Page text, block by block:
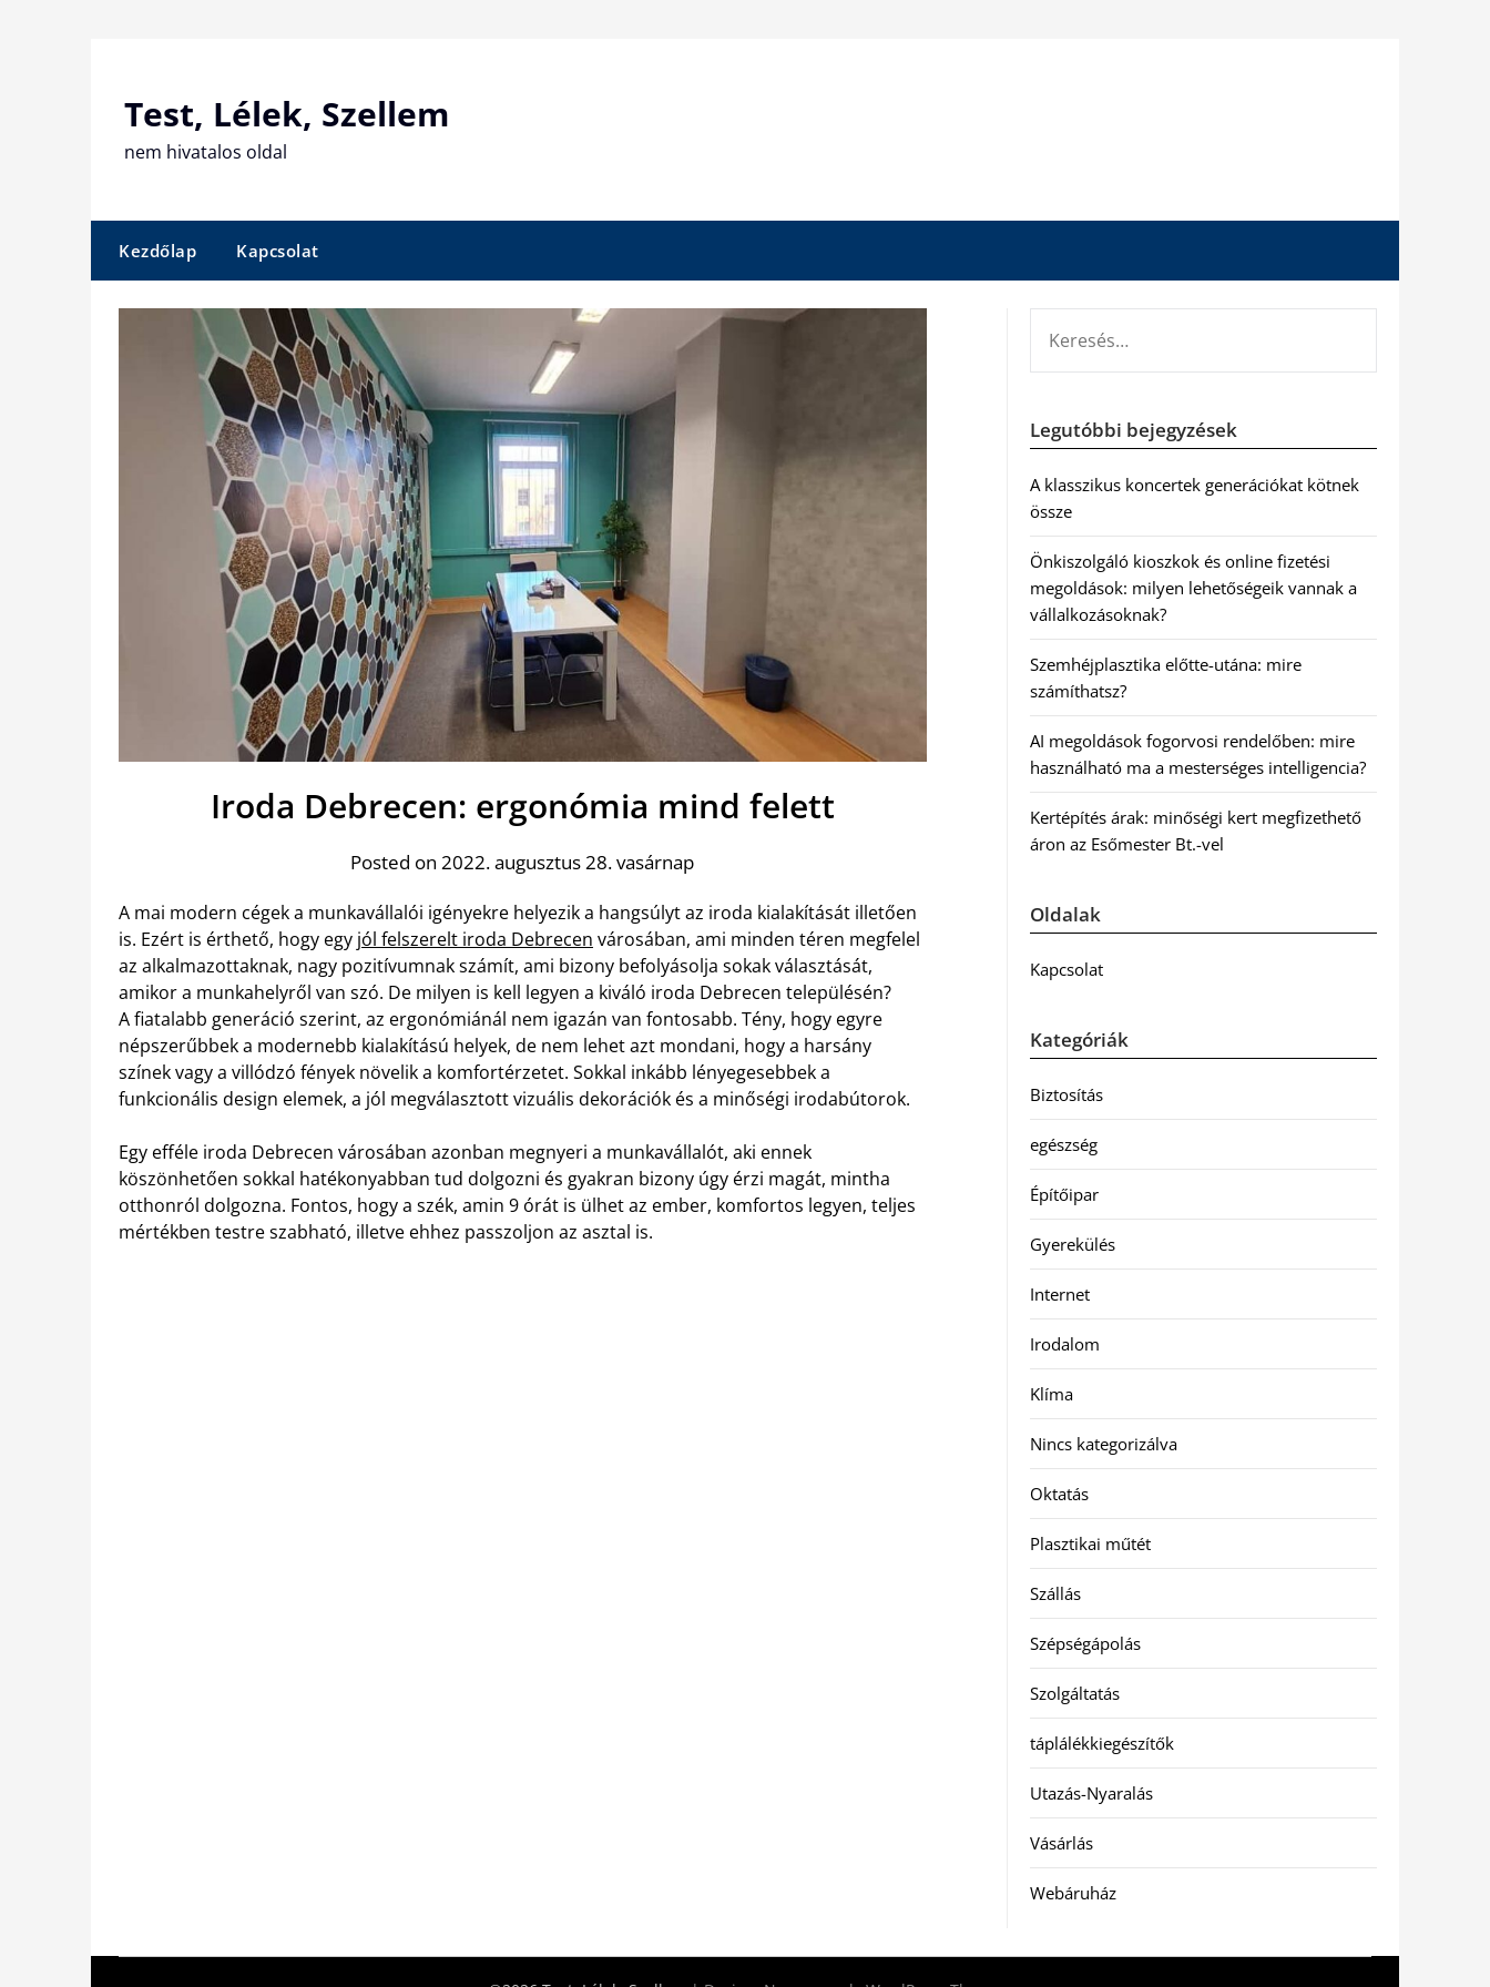
Test, Lélek, Szellem
nem hivatalos oldal
Kezdőlap Kapcsolat
Iroda Debrecen: ergonómia mind felett
Posted on 2022. augusztus 28. vasárnap
A mai modern cégek a munkavállalói igényekre helyezik a hangsúlyt az iroda kialakítását illetően
is. Ezért is érthető, hogy egy jól felszerelt iroda Debrecen városában, ami minden téren megfelel
az alkalmazottaknak, nagy pozitívumnak számít, ami bizony befolyásolja sokak választását,
amikor a munkahelyről van szó. De milyen is kell legyen a kiváló iroda Debrecen településén?
A fiatalabb generáció szerint, az ergonómiánál nem igazán van fontosabb. Tény, hogy egyre
népszerűbbek a modernebb kialakítású helyek, de nem lehet azt mondani, hogy a harsány
színek vagy a villódzó fények növelik a komfortérzetet. Sokkal inkább lényegesebbek a
funkcionális design elemek, a jól megválasztott vizuális dekorációk és a minőségi irodabútorok.
Egy efféle iroda Debrecen városában azonban megnyeri a munkavállalót, aki ennek
köszönhetően sokkal hatékonyabban tud dolgozni és gyakran bizony úgy érzi magát, mintha
otthonról dolgozna. Fontos, hogy a szék, amin 9 órát is ülhet az ember, komfortos legyen, teljes
mértékben testre szabható, illetve ehhez passzoljon az asztal is.
Legutóbbi bejegyzések
A klasszikus koncertek generációkat kötnek
össze
Önkiszolgáló kioszkok és online fizetési
megoldások: milyen lehetőségeik vannak a
vállalkozásoknak?
Szemhéjplasztika előtte-utána: mire
számíthatsz?
AI megoldások fogorvosi rendelőben: mire
használható ma a mesterséges intelligencia?
Kertépítés árak: minőségi kert megfizethető
áron az Esőmester Bt.-vel
Oldalak
Kapcsolat
Kategóriák
Biztosítás
egészség
Építőipar
Gyerekülés
Internet
Irodalom
Klíma
Nincs kategorizálva
Oktatás
Plasztikai műtét
Szállás
Szépségápolás
Szolgáltatás
táplálékkiegészítők
Utazás-Nyaralás
Vásárlás
Webáruház